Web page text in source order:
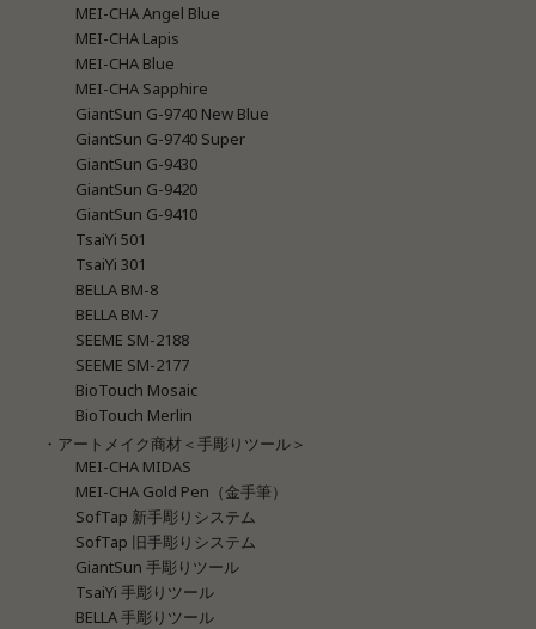
MEI-CHA Angel Blue
MEI-CHA Lapis
MEI-CHA Blue
MEI-CHA Sapphire
GiantSun G-9740 New Blue
GiantSun G-9740 Super
GiantSun G-9430
GiantSun G-9420
GiantSun G-9410
TsaiYi 501
TsaiYi 301
BELLA BM-8
BELLA BM-7
SEEME SM-2188
SEEME SM-2177
BioTouch Mosaic
BioTouch Merlin
・アートメイク商材＜手彫りツール＞
MEI-CHA MIDAS
MEI-CHA Gold Pen（金手筆）
SofTap 新手彫りシステム
SofTap 旧手彫りシステム
GiantSun 手彫りツール
TsaiYi 手彫りツール
BELLA 手彫りツール